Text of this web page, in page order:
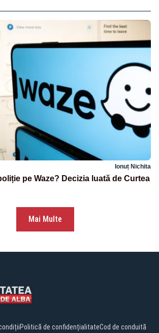
Ionuț Nichita
pe Waze? Decizia luată de Curtea
Mai Multe
Politică de confidențialitateCod de conduită